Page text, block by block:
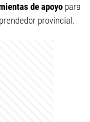
de apoyo para
provincial.